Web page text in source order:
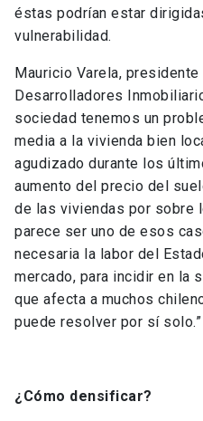
éstas podrían estar
vulnerabilidad.
Mauricio Varela,
Desarrolladores
sociedad tenemos un
media a la vivienda bien
agudizado durante los
aumento del precio del
de las viviendas por sobre
parece ser uno de esos
necesaria la labor del
mercado, para incidir en la
que afecta a muchos
puede resolver por sí solo.”
¿Cómo densificar?